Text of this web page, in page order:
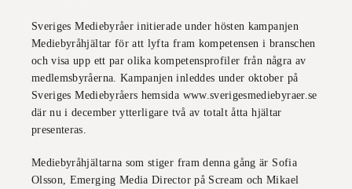
Sveriges Mediebyråer initierade under hösten kampanjen
Mediebyråhjältar för att lyfta fram kompetensen i branschen
och visa upp ett par olika kompetensprofiler från några av
medlemsbyråerna. Kampanjen inleddes under oktober på
Sveriges Mediebyråers hemsida www.sverigesmediebyraer.se
där nu i december ytterligare två av totalt åtta hjältar
presenteras.
Mediebyråhjältarna som stiger fram denna gång är Sofia
Olsson, Emerging Media Director på Scream och Mikael